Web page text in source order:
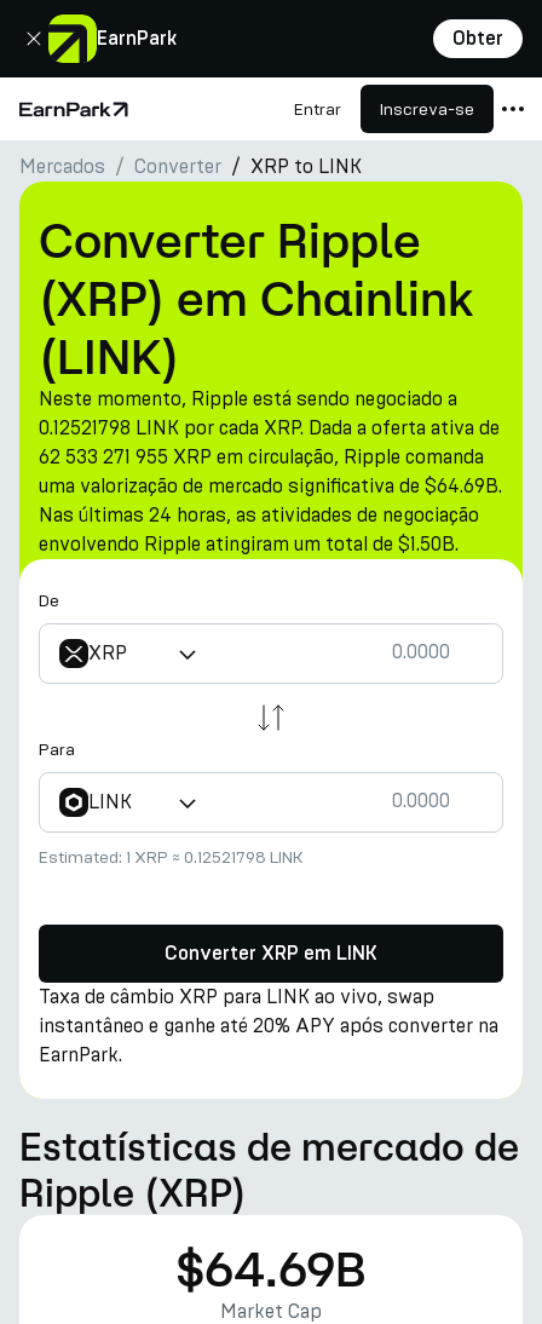
EarnPark Obter
Fechar
Página Inicial Entrar Inscreva-se
Produtos
Mercados
Calculadoras
PARK Token
Recursos
Empresa
Mercados Converter XRP to LINK
Converter Ripple
(XRP) em Chainlink
(LINK)
Neste momento, Ripple está sendo negociado a
0.12521798 LINK por cada XRP. Dada a oferta ativa de
62 533 271 955 XRP em circulação, Ripple comanda
uma valorização de mercado significativa de $64.69B.
Nas últimas 24 horas, as atividades de negociação
envolvendo Ripple atingiram um total de $1.50B.
De
XRP
Para
LINK
Estimated: 1 XRP ≈ 0.12521798 LINK
Converter XRP em LINK
Taxa de câmbio XRP para LINK ao vivo, swap
instantâneo e ganhe até 20% APY após converter na
EarnPark.
Estatísticas de mercado de
Ripple (XRP)
$64.69B
Market Cap